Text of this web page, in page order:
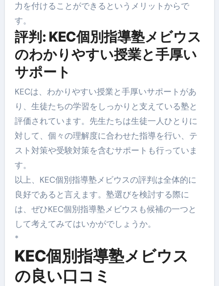
力を付けることができるというメリットからで
す。
評判: KEC個別指導塾メビウス
のわかりやすい授業と手厚い
サポート
KECは、わかりやすい授業と手厚いサポートがあ
り、生徒たちの学習をしっかりと支えている塾と
評価されています。先生たちは生徒一人ひとりに
対して、個々の理解度に合わせた指導を行い、テ
スト対策や受験対策を含むサポートも行っていま
す。
以上、KEC個別指導塾メビウスの評判は全体的に
良好であると言えます。塾選びを検討する際に
は、ぜひKEC個別指導塾メビウスも候補の一つと
して考えてみてはいかがでしょうか。
*
KEC個別指導塾メビウス
の良い口コミ